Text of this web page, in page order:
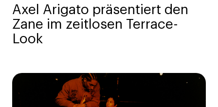
Axel Arigato präsentiert den
Zane im zeitlosen Terrace-
Look